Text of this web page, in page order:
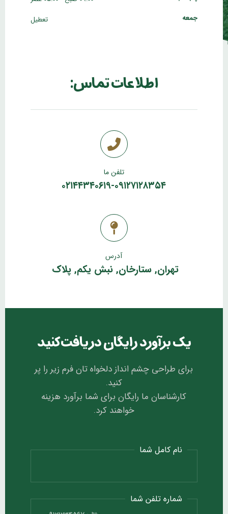
جمعه
تعطیل
اطلاعات تماس:
تلفن ما
۰۲۱۴۴۳۴۰۶۱۹-۰۹۱۲۷۱۲۸۳۵۴
آدرس
تهران, ستارخان, نبش یکم, پلاک
یک برآورد رایگان دریافت کنید
برای طراحی چشم انداز دلخواه تان فرم زیر را پر
کنید.
کارشناسان ما رایگان برای شما برآورد هزینه
خواهند کرد.
نام کامل شما
شماره تلفن شما